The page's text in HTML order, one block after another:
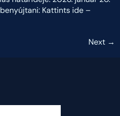
Kattints ide –
Next →